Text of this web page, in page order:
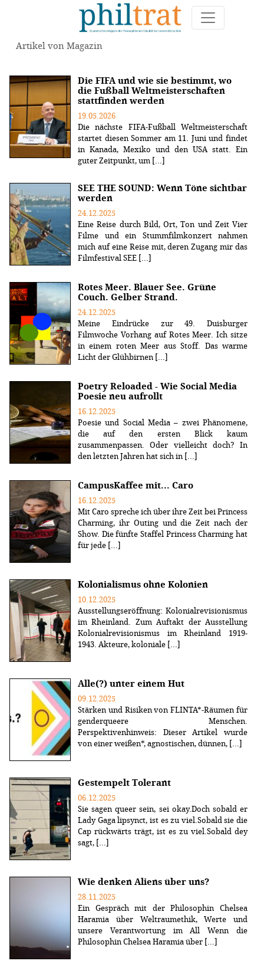
Artikel von Magazin
Die FIFA und wie sie bestimmt, wo
die Fußball Weltmeisterschaften
stattfinden werden
19.05.2026
Die nächste FIFA-Fußball Weltmeisterschaft
startet diesen Sommer am 11. Juni und findet
in Kanada, Mexiko und den USA statt. Ein
guter Zeitpunkt, um [...]
SEE THE SOUND: Wenn Töne sichtbar
werden
24.12.2025
Eine Reise durch Bild, Ort, Ton und Zeit Vier
Filme und ein Stummfilmkonzert nahmen
mich auf eine Reise mit, deren Zugang mir das
Filmfestival SEE [...]
Rotes Meer. Blauer See. Grüne
Couch. Gelber Strand.
24.12.2025
Meine Eindrücke zur 49. Duisburger
Filmwoche Vorhang auf Rotes Meer. Ich sitze
in einem roten Meer aus Stoff. Das warme
Licht der Glühbirnen [...]
Poetry Reloaded - Wie Social Media
Poesie neu aufrollt
16.12.2025
Poesie und Social Media – zwei Phänomene,
die auf den ersten Blick kaum
zusammenpassen. Oder vielleicht doch? In
den letzten Jahren hat sich in [...]
CampusKaffee mit... Caro
16.12.2025
Mit Caro spreche ich über ihre Zeit bei Princess
Charming, ihr Outing und die Zeit nach der
Show. Die fünfte Staffel Princess Charming hat
für jede [...]
Kolonialismus ohne Kolonien
10.12.2025
Ausstellungseröffnung: Kolonialrevisionismus
im Rheinland. Zum Auftakt der Ausstellung
Kolonialrevisionismus im Rheinland 1919-
1943. Akteure, koloniale [...]
Alle(?) unter einem Hut
09.12.2025
Stärken und Risiken von FLINTA*-Räumen für
genderqueere Menschen.
Perspektivenhinweis: Dieser Artikel wurde
von einer weißen*, agnostischen, dünnen, [...]
Gestempelt Tolerant
06.12.2025
Sie sagen queer sein, sei okay.Doch sobald er
Lady Gaga lipsynct, ist es zu viel.Sobald sie die
Cap rückwärts trägt, ist es zu viel.Sobald dey
sagt, [...]
Wie denken Aliens über uns?
28.11.2025
Ein Gespräch mit der Philosophin Chelsea
Haramia über Weltraumethik, Werte und
unsere Verantwortung im All Wenn die
Philosophin Chelsea Haramia über [...]